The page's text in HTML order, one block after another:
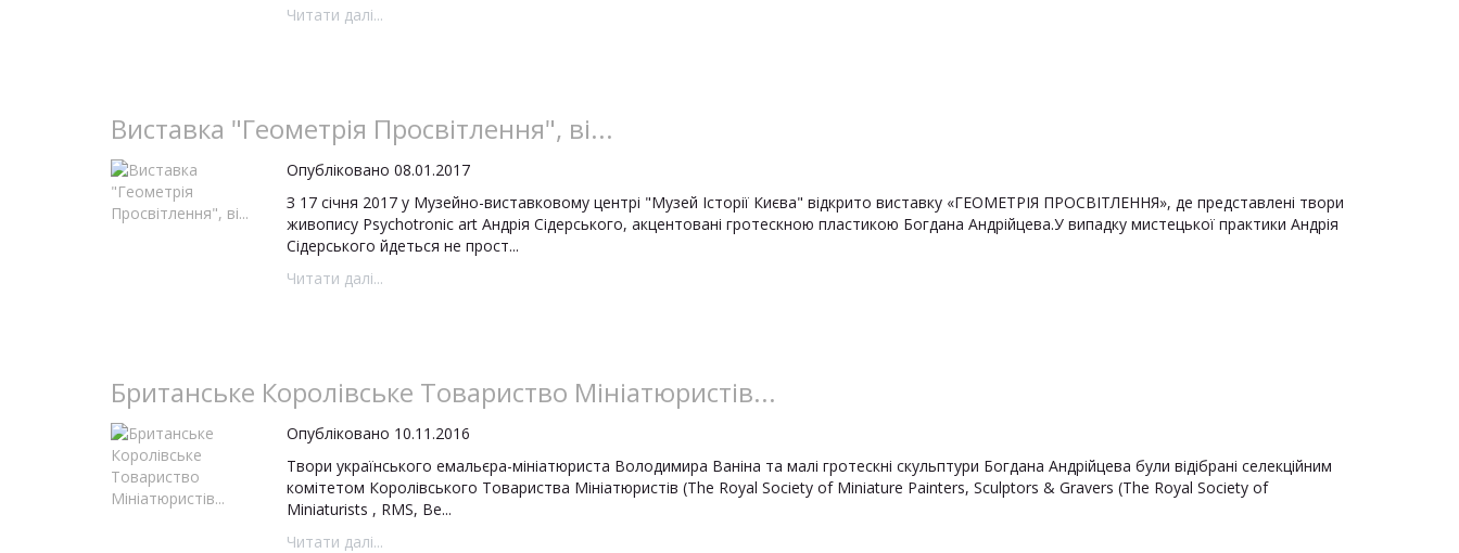
Читати далі...
Виставка "Геометрія Просвітлення", ві...
Опубліковано 08.01.2017
З 17 січня 2017 у Музейно-виставковому центрі "Музей Історії Києва" відкрито виставку «ГЕОМЕТРІЯ ПРОСВІТЛЕННЯ», де представлені твори
живопису Psychotronic art Андрія Сідерського, акцентовані гротескною пластикою Богдана Андрійцева.У випадку мистецької практики Андрія
Сідерського йдеться не прост...
Читати далі...
Британське Королівське Товариство Мініатюристів...
Опубліковано 10.11.2016
Твори українського емальєра-мініатюриста Володимира Ваніна та малі гротескні скульптури Богдана Андрійцева були відібрані селекційним
комітетом Королівського Товариства Мініатюристів (The Royal Society of Miniature Painters, Sculptors & Gravers (The Royal Society of
Miniaturists , RMS, Ве...
Читати далі...